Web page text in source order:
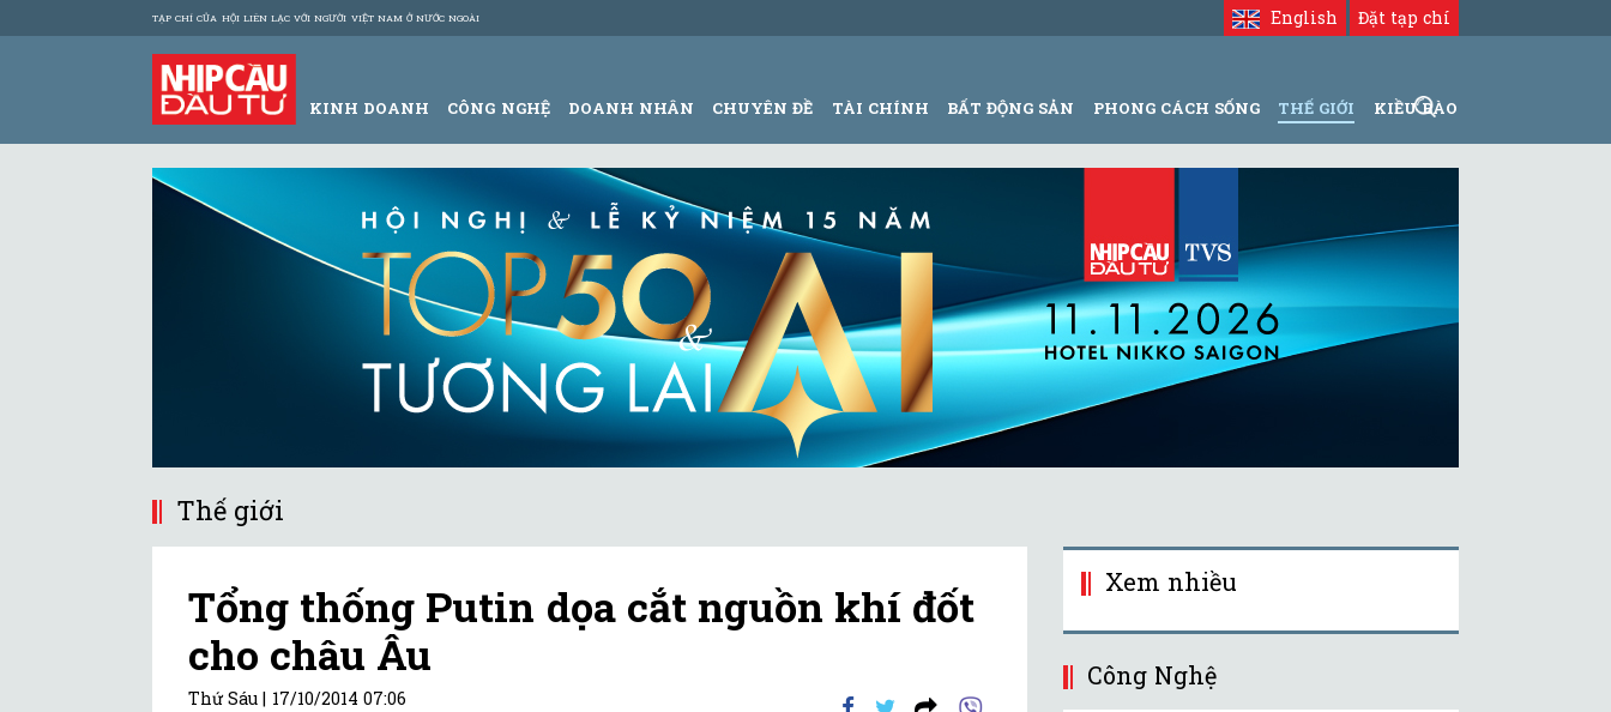
TẠP CHÍ CỦA HỘI LIÊN LẠC VỚI NGƯỜI VIỆT NAM Ở NƯỚC NGOÀI Đặt tạp chí
English
KINH DOANH CÔNG NGHỆ DOANH NHÂN CHUYÊN ĐỀ TÀI CHÍNH BẤT ĐỘNG SẢN PHONG CÁCH SỐNG THẾ GIỚI KIỀU BÀO
Thế giới
Tổng thống Putin dọa cắt nguồn khí đốt
cho châu Âu
Thứ Sáu | 17/10/2014 07:06
Xem nhiều
Công Nghệ